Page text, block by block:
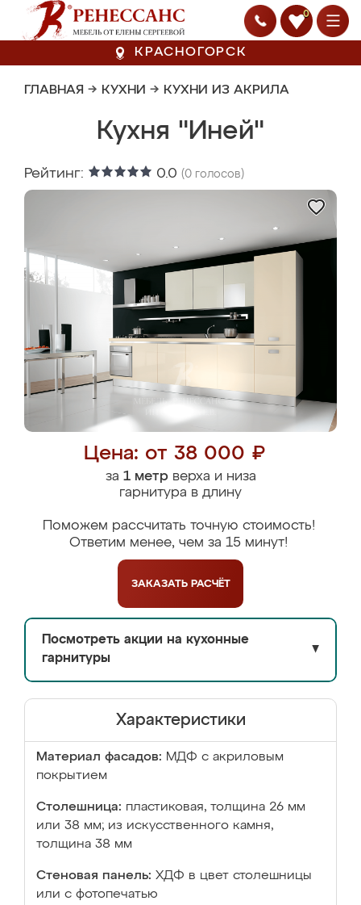
0
КРАСНОГОРСК
ГЛАВНАЯ → КУХНИ → КУХНИ ИЗ АКРИЛА
Кухня "Иней"
Рейтинг: 0.0 (0 голосов)
Цена: от 38 000 ₽
за 1 метрверха и низа
гарнитура в длину
Поможем рассчитать точную стоимость!
Ответим менее, чем за 15 минут!
ЗАКАЗАТЬ РАСЧЁТ
Посмотреть акции на кухонные
гарнитуры
▼
Характеристики
Материал фасадов: МДФ с акриловым
покрытием
Столешница: пластиковая, толщина 26 мм
или 38 мм; из искусственного камня,
толщина 38 мм
Стеновая панель: ХДФ в цвет столешницы
или с фотопечатью